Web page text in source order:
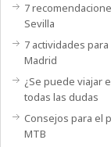
7
Sevilla
7 actividades
Madrid
¿Se puede viajar
todas las dudas
Consejos para el
MTB